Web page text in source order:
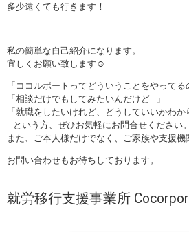
多少遠くても行きます！
私の簡単な自己紹介になります。
宜しくお願い致します☺
「ココルポートってどういうことをやってる
「相談だけでもしてみたいんだけど…」
「就職をしたいけれど、どうしていいかわか
…という方、ぜひお気軽にお問合せください。
また、ご本人様だけでなく、ご家族や支援機
お問い合わせもお待ちしております。
就労移行支援事業所